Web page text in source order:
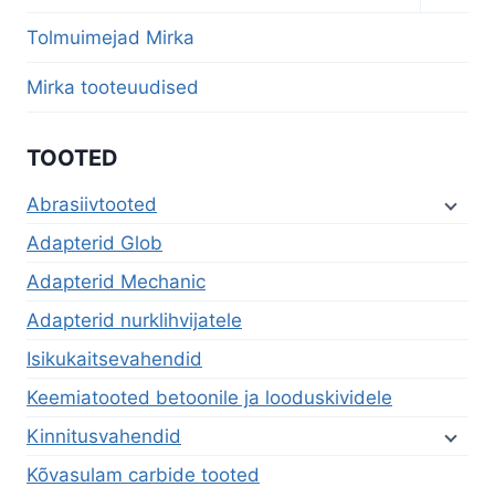
Tolmuimejad Mirka
Mirka tooteuudised
TOOTED
Abrasiivtooted
Adapterid Glob
Adapterid Mechanic
Adapterid nurklihvijatele
Isikukaitsevahendid
Keemiatooted betoonile ja looduskividele
Kinnitusvahendid
Kõvasulam carbide tooted